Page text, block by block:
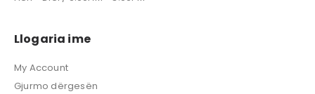
Llogaria ime
My Account
Gjurmo dërgesën